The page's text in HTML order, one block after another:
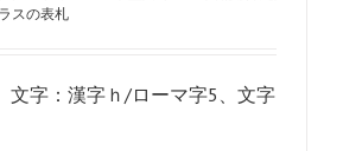
スの表札
字：漢字ｈ/ローマ字5、文字